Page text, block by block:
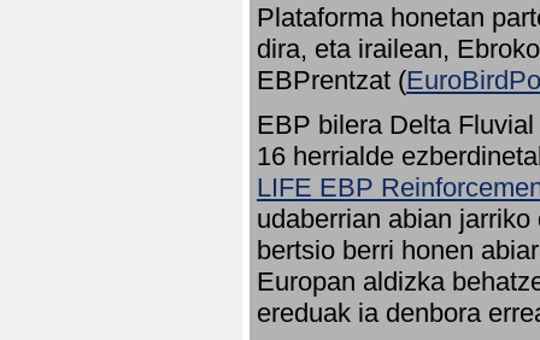
Plataforma honetan
dira, eta irailean,
EBPrentzat (
EBP bilera Delta
16 herrialde
LIFE EBP
udaberrian abian
bertsio berri honen
Europan aldizka
ereduak ia denbora